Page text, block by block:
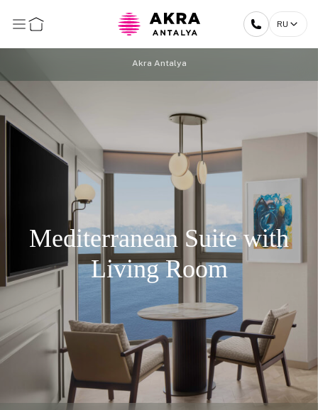
RU
Akra Antalya
Mediterranean Suite with
Living Room